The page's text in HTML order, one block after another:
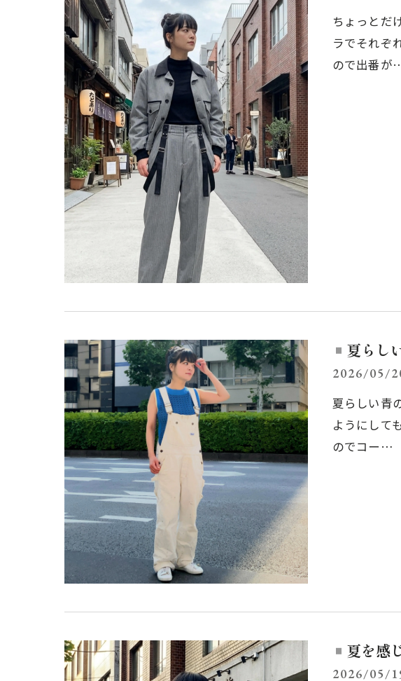
ちょっとだ
ラでそれぞ
ので出番が
夏らし
2026/05/
夏らしい青
ようにして
のでコー…
夏を感
2026/05/